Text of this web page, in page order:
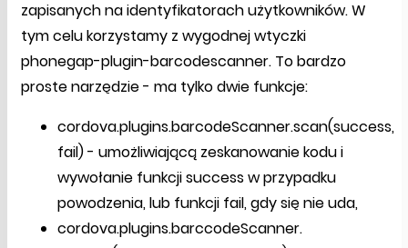
zapisanych na identyfikatorach użytkowników. W
tym celu korzystamy z wygodnej wtyczki
phonegap-plugin-barcodescanner. To bardzo
proste narzędzie - ma tylko dwie funkcje:
cordova.plugins.barcodeScanner.scan(success,
fail) - umożliwiającą zeskanowanie kodu i
wywołanie funkcji success w przypadku
powodzenia, lub funkcji fail, gdy się nie uda,
cordova.plugins.barccodeScanner.